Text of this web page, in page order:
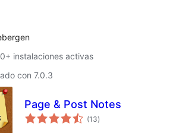
instalaciones activas
con 7.0.3
Page & Post Notes
(13total
de
)